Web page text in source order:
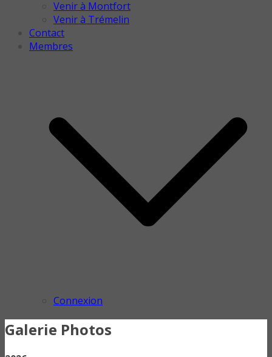
Venir à Montfort
Venir à Trémelin
Contact
Membres
Connexion
Galerie Photos